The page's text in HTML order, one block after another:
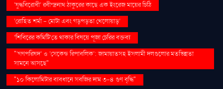
‘যুদ্ধবিরোধী’ রবীন্দ্রনাথ ঠাকুরের কাছে এক ইংরেজ মায়ের চিঠি
‘রোহিত শর্মা - মোটা এবং গড়পড়তা খেলোয়াড়’
‘শিবিরের কমিটি’তে থাকার বিষয়ে পূজা চেরির বক্তব্য
"‘গণপরিষদ’ ও ‘সেকেন্ড রিপাবলিক’: জামায়াতসহ ইসলামী দলগুলোর মতভিন্নতা
সামনে আসছে"
"১০ কিলোমিটার ব্যবধানে সবজির দাম ৩-৪ গুণ বৃদ্ধি"